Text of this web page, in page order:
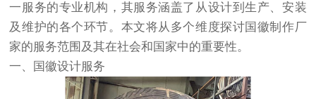
一服务的专业机构，其服务涵盖了从设计到生产、安装
及维护的各个环节。本文将从多个维度探讨国徽制作厂
家的服务范围及其在社会和国家中的重要性。
一、国徽设计服务